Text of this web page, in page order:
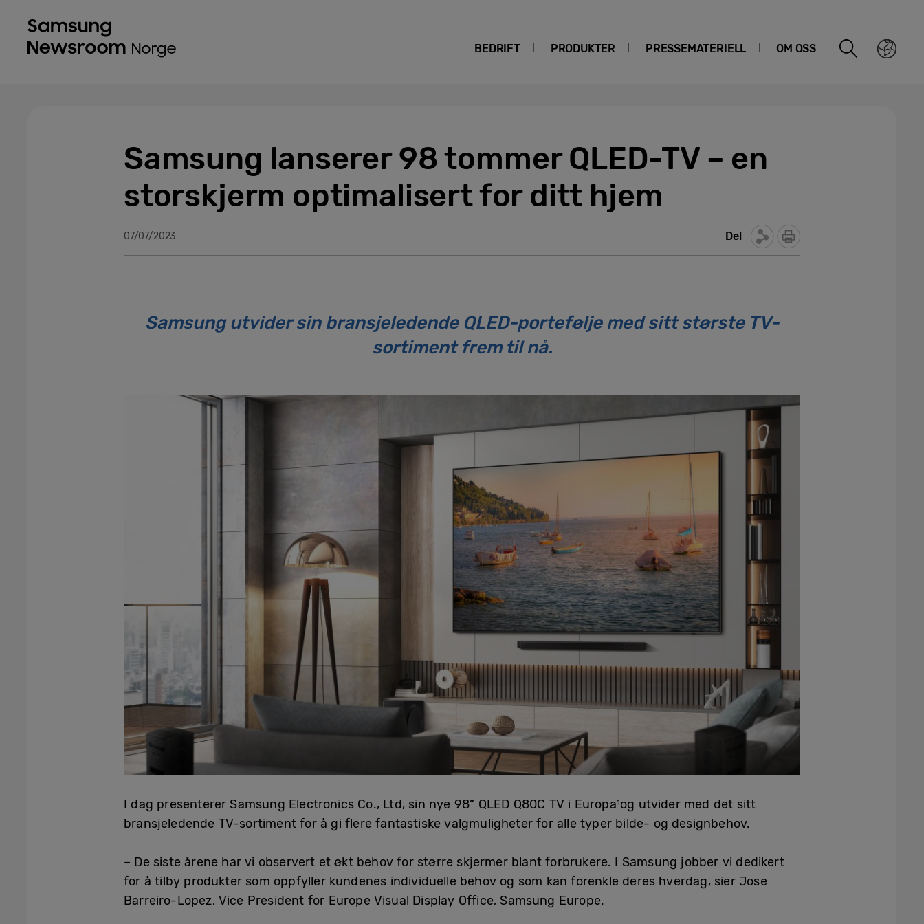
BEDRIFT PRODUKTER PRESSEMATERIELL OM OSS
Samsung lanserer 98 tommer QLED-TV – en
storskjerm optimalisert for ditt hjem
07/07/2023 Del
Samsung utvider sin bransjeledende QLED-portefølje med sitt største TV-
sortiment frem til nå.
I dag presenterer Samsung Electronics Co., Ltd, sin nye 98” QLED Q80C TV i Europa1og utvider med det sitt
bransjeledende TV-sortiment for å gi flere fantastiske valgmuligheter for alle typer bilde- og designbehov.
– De siste årene har vi observert et økt behov for større skjermer blant forbrukere. I Samsung jobber vi dedikert
for å tilby produkter som oppfyller kundenes individuelle behov og som kan forenkle deres hverdag, sier Jose
Barreiro-Lopez, Vice President for Europe Visual Display Office, Samsung Europe.